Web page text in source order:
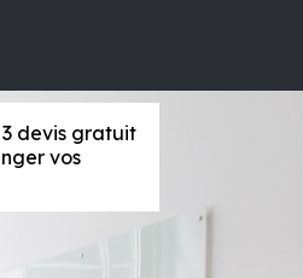
devis gratuit
vos